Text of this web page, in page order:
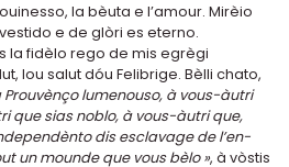
la bèuta e l’amour. Mirèio
e de glòri es eterno.
la fidèlo rego de mis egrègi
lou salut dóu Felibrige. Bèlli chato,
Prouvènço lumenouso, à vous-àutri
que sias noblo, à vous-àutri que,
dis esclavage de l’en-
un mounde que vous bèlo », à vòstis